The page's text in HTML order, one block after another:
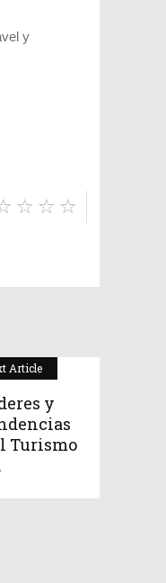
y
Article
y
Turismo